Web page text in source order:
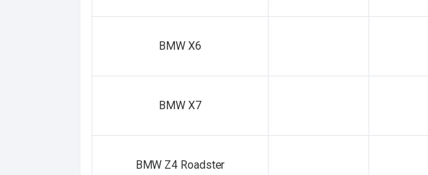
BMW X6
BMW X7
BMW Z4 Roadster